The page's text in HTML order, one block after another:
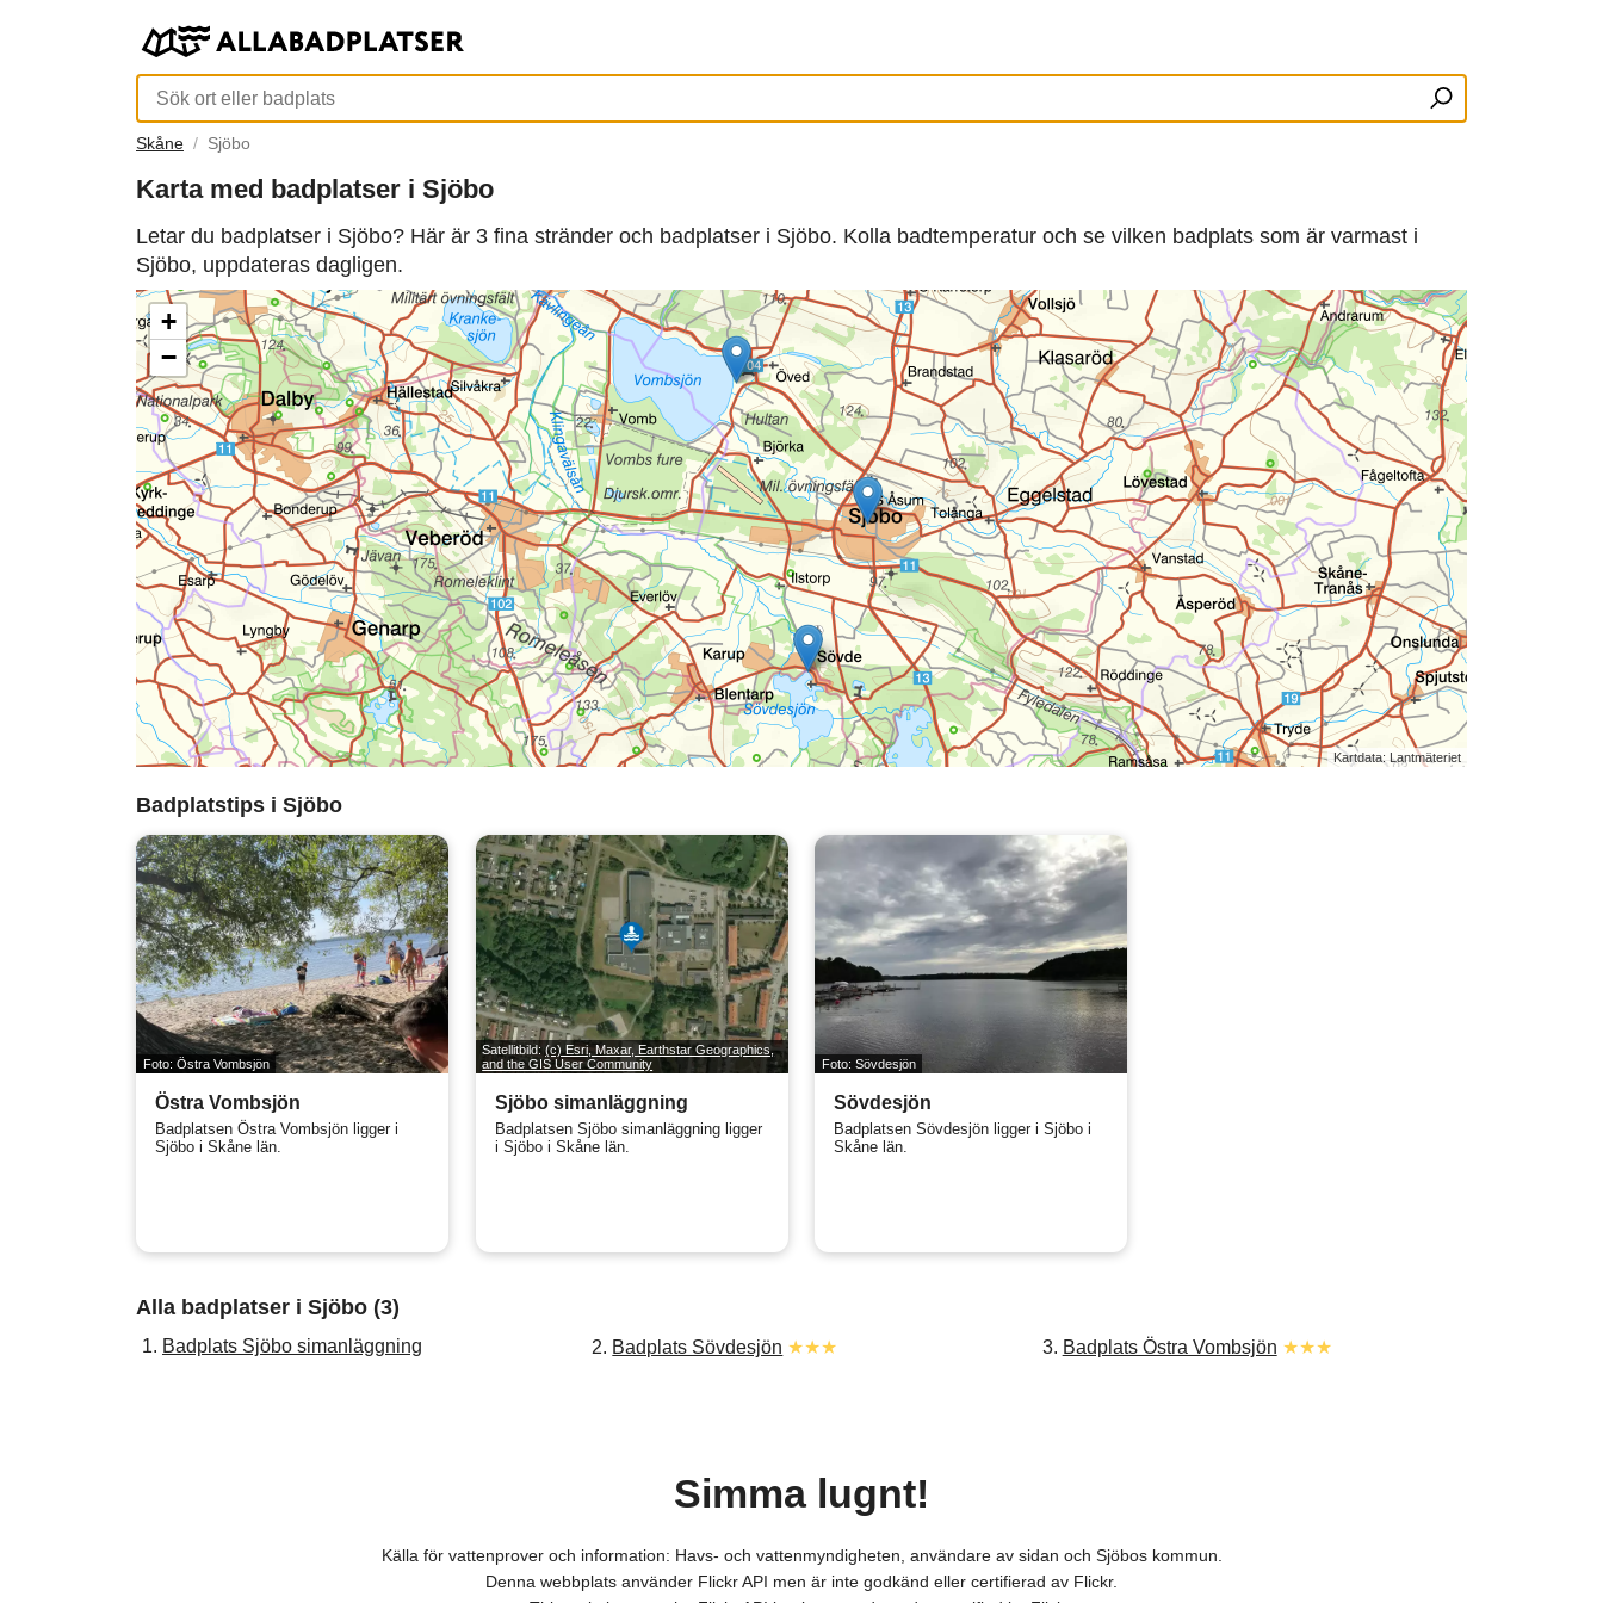
Skåne Sjöbo
Karta med badplatser i Sjöbo
Letar du badplatser i Sjöbo? Här är 3 fina stränder och badplatser i Sjöbo. Kolla badtemperatur och se vilken badplats som är varmast i
Sjöbo, uppdateras dagligen.
+
−
Kartdata: Lantmäteriet
Badplatstips i Sjöbo
Foto: Östra Vombsjön
Östra Vombsjön
Badplatsen Östra Vombsjön ligger i
Sjöbo i Skåne län.
Satellitbild:(c) Esri, Maxar, Earthstar Geographics,
and the GIS User Community
Sjöbo simanläggning
Badplatsen Sjöbo simanläggning ligger
i Sjöbo i Skåne län.
Foto: Sövdesjön
Sövdesjön
Badplatsen Sövdesjön ligger i Sjöbo i
Skåne län.
Alla badplatser i Sjöbo (3)
1. Badplats Sjöbo simanläggning 2. Badplats Sövdesjön ★★★ 3. Badplats Östra Vombsjön ★★★
Simma lugnt!
Källa för vattenprover och information: Havs- och vattenmyndigheten, användare av sidan och Sjöbos kommun.
Denna webbplats använder Flickr API men är inte godkänd eller certifierad av Flickr.